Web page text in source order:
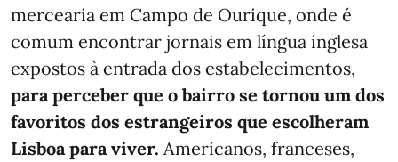
mercearia em Campo de Ourique, onde é
comum encontrar jornais em língua inglesa
expostos à entrada dos estabelecimentos,
para perceber que o bairro se tornou um dos
favoritos dos estrangeiros que escolheram
Lisboa para viver. Americanos, franceses,